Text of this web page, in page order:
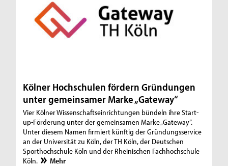
Kölner Hochschulen fördern Gründungen
unter gemeinsamer Marke „Gateway“
Vier Kölner Wissenschaftseinrichtungen bündeln ihre Start-
up-Förderung unter der gemeinsamen Marke „Gateway“.
Unter diesem Namen firmiert künftig der Gründungsservice
an der Universität zu Köln, der TH Köln, der Deutschen
Sporthochschule Köln und der Rheinischen Fachhochschule
Köln.
Mehr